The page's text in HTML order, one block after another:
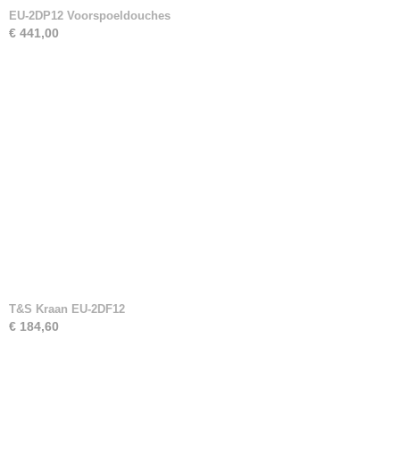
EU-2DP12 Voorspoeldouches
€ 441,00
T&S Kraan EU-2DF12
€ 184,60